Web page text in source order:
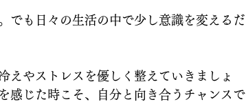
でも日々の生活の中で少し意識を変えるだ
えやストレスを優しく整えていきましょ
感じた時こそ、自分と向き合うチャンスで